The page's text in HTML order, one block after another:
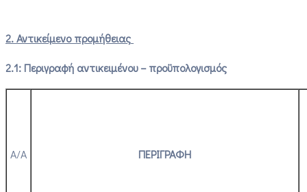
2. Αντικείμενο προμήθειας
2.1: Περιγραφή αντικειμένου – προϋπολογισμός
Α/Α ΠΕΡΙΓΡΑΦΗ